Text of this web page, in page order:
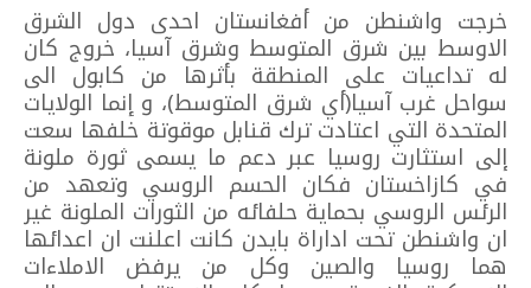
خرجت واشنطن من أفغانستان احدى دول الشرق
الاوسط بين شرق المتوسط وشرق آسيا، خروج كان
له تداعيات على المنطقة بأثرها من كابول الى
سواحل غرب آسيا(أي شرق المتوسط)، و إنما الولايات
المتحدة التي اعتادت ترك قنابل موقوتة خلفها سعت
إلى استثارت روسيا عبر دعم ما يسمى ثورة ملونة
في كازاخستان فكان الحسم الروسي وتعهد من
الرئس الروسي بحماية حلفائه من الثورات الملونة غير
ان واشنطن تحت اداراة بايدن كانت اعلنت ان اعدائها
هما روسيا والصين وكل من يرفض الاملاءات